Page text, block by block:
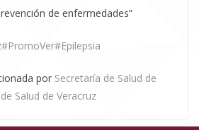
de enfermedades”
#PromoVer#Epilepsia
por Secretaría de Salud de
Salud de Veracruz